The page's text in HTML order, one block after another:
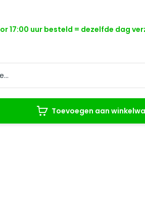
17:00 uur besteld = dezelfde dag
Toevoegen aan